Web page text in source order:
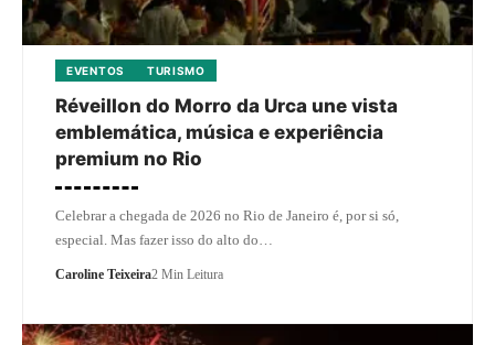
EVENTOS TURISMO
Réveillon do Morro da Urca une vista
emblemática, música e experiência
premium no Rio
Celebrar a chegada de 2026 no Rio de Janeiro é, por si só,
especial. Mas fazer isso do alto do…
Caroline Teixeira2 Min Leitura